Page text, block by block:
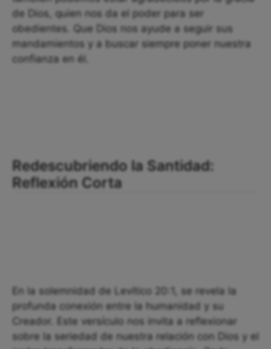
de Dios, quien nos da el poder para ser
obedientes. Que Dios nos ayude a seguir sus
mandamientos y a buscar siempre poner nuestra
confianza en él.
Redescubriendo la Santidad:
Reflexión Corta
En la solemnidad de Levítico 20:1, se revela la
profunda conexión entre la humanidad y su
Creador. Este versículo nos invita a reflexionar
sobre la seriedad de nuestra relación con Dios y el